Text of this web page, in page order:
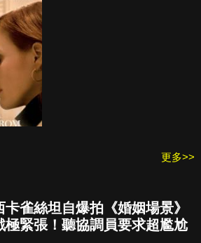
更多>>
卡雀絲坦自爆拍《婚姻場景》
極緊張！聽協調員要求超尷尬